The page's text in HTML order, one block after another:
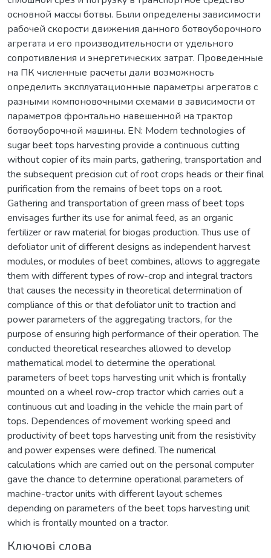
основной массы ботвы. Были определены зависимости
рабочей скорости движения данного ботвоуборочного
агрегата и его производительности от удельного
сопротивления и энергетических затрат. Проведенные
на ПК численные расчеты дали возможность
определить эксплуатационные параметры агрегатов с
разными компоновочными схемами в зависимости от
параметров фронтально навешенной на трактор
ботвоуборочной машины. EN: Modern technologies of
sugar beet tops harvesting provide a continuous cutting
without copier of its main parts, gathering, transportation and
the subsequent precision cut of root crops heads or their final
purification from the remains of beet tops on a root.
Gathering and transportation of green mass of beet tops
envisages further its use for animal feed, as an organic
fertilizer or raw material for biogas production. Thus use of
defoliator unit of different designs as independent harvest
modules, or modules of beet combines, allows to aggregate
them with different types of row-crop and integral tractors
that causes the necessity in theoretical determination of
compliance of this or that defoliator unit to traction and
power parameters of the aggregating tractors, for the
purpose of ensuring high performance of their operation. The
conducted theoretical researches allowed to develop
mathematical model to determine the operational
parameters of beet tops harvesting unit which is frontally
mounted on a wheel row-crop tractor which carries out a
continuous cut and loading in the vehicle the main part of
tops. Dependences of movement working speed and
productivity of beet tops harvesting unit from the resistivity
and power expenses were defined. The numerical
calculations which are carried out on the personal computer
gave the chance to determine operational parameters of
machine-tractor units with different layout schemes
depending on parameters of the beet tops harvesting unit
which is frontally mounted on a tractor.
Ключові слова